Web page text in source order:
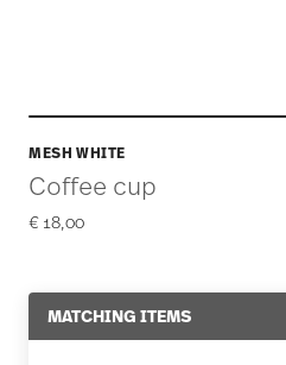
MESH WHITE
Coffee cup
€ 18,00
MATCHING ITEMS